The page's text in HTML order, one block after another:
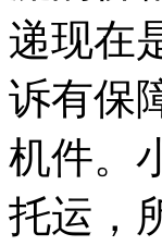
递现在
诉有保
机件。
托运，